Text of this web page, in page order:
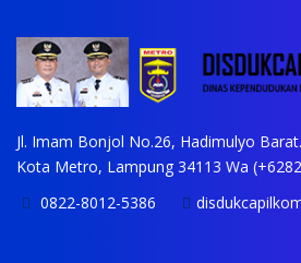
Jl. Imam Bonjol No.26, Hadimulyo
Kota Metro, Lampung 34113 Wa
0822-8012-5386